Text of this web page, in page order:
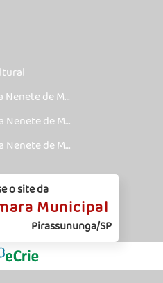
Nenete de Mú
Nenete de Mú
Nenete de Mú
o site da
Municipal
Pirassununga/SP